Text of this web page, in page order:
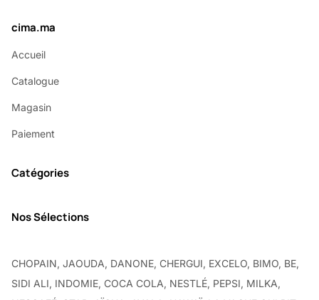
cima.ma
Accueil
Catalogue
Magasin
Paiement
Catégories
Nos Sélections
CHOPAIN, JAOUDA, DANONE, CHERGUI, EXCELO, BIMO, BE,
SIDI ALI, INDOMIE, COCA COLA, NESTLÉ, PEPSI, MILKA,